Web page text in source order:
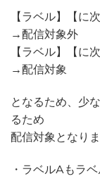
【ラベル】【に
→配信対象外
【ラベル】【に
→配信対象
となるため、少
るため
配信対象となりま
・ラベルAもラ